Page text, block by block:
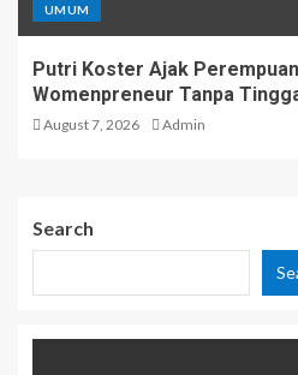
UMUM
Putri Koster Ajak
Womenpreneur Tanpa
August 7, 2026 Admin
Search